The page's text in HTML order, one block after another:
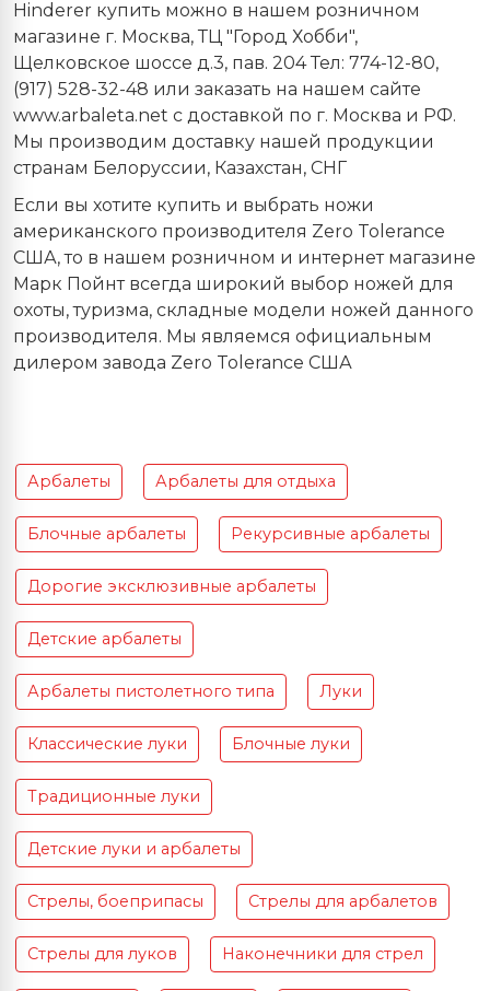
Hinderer купить можно в нашем розничном
магазине г. Москва, ТЦ "Город Хобби",
Щелковское шоссе д.3, пав. 204 Тел: 774-12-80,
(917) 528-32-48 или заказать на нашем сайте
www.arbaleta.net с доставкой по г. Москва и РФ.
Мы производим доставку нашей продукции
странам Белоруссии, Казахстан, СНГ
Если вы хотите купить и выбрать ножи
американского производителя Zero Tolerance
США, то в нашем розничном и интернет магазине
Марк Пойнт всегда широкий выбор ножей для
охоты, туризма, складные модели ножей данного
производителя. Мы являемся официальным
дилером завода Zero Tolerance США
Арбалеты Арбалеты для отдыха
Блочные арбалеты Рекурсивные арбалеты
Дорогие эксклюзивные арбалеты
Детские арбалеты
Арбалеты пистолетного типа Луки
Классические луки Блочные луки
Традиционные луки
Детские луки и арбалеты
Стрелы, боеприпасы Стрелы для арбалетов
Стрелы для луков Наконечники для стрел